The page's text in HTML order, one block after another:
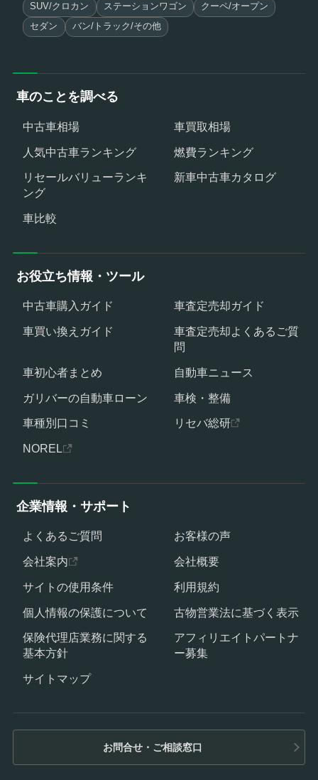
SUV/クロカン ステーションワゴン クーペ/オープン
セダン バン/トラック/その他
車のことを調べる
中古車相場
車買取相場
人気中古車ランキング
燃費ランキング
リセールバリューランキ
ング
新車中古車カタログ
車比較
お役立ち情報・ツール
中古車購入ガイド
車査定売却ガイド
車買い換えガイド
車査定売却よくあるご質
問
車初心者まとめ
自動車ニュース
ガリバーの自動車ローン
車検・整備
車種別口コミ
リセバ総研
NOREL
お問合せ・ご相談窓口
企業情報・サポート
よくあるご質問
お客様の声
会社案内
会社概要
サイトの使用条件
利用規約
個人情報の保護について
古物営業法に基づく表示
保険代理店業務に関する
基本方針
アフィリエイトパートナ
ー募集
サイトマップ